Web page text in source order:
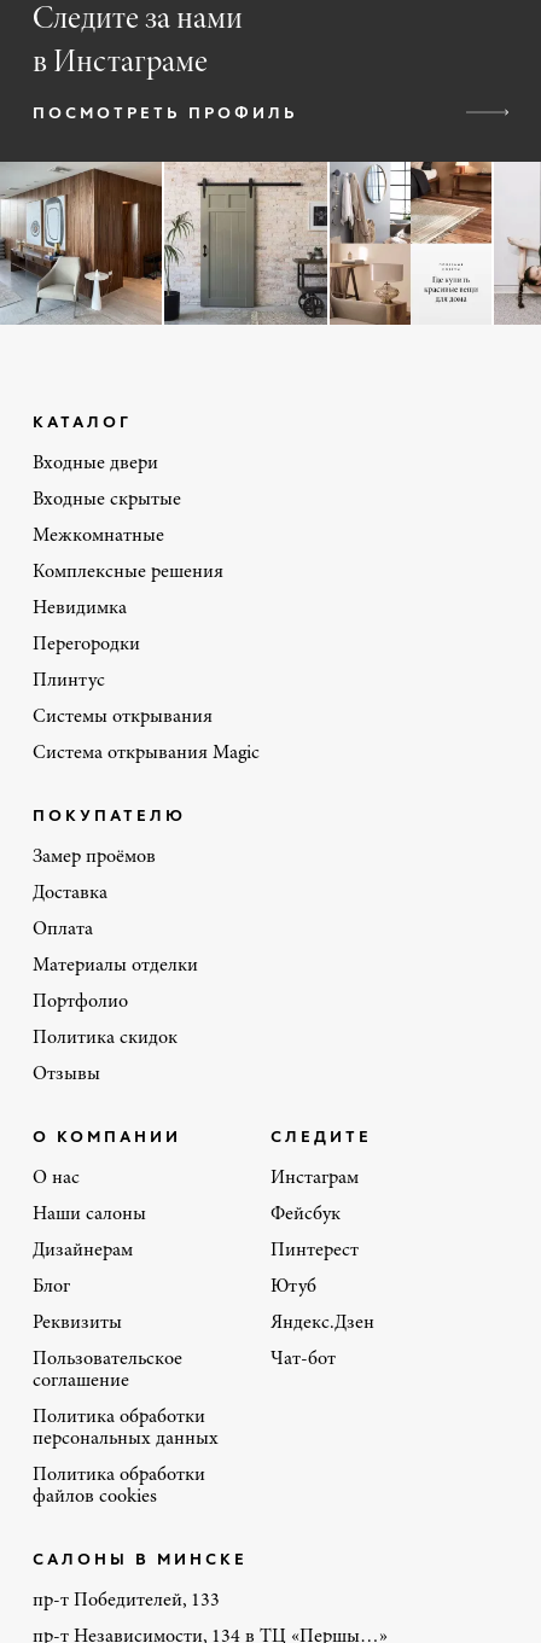
Следите за нами
в Инстаграме
ПОСМОТРЕТЬ ПРОФИЛЬ
КАТАЛОГ
Входные двери
Входные скрытые
Межкомнатные
Комплексные решения
Невидимка
Перегородки
Плинтус
Системы открывания
Система открывания Magic
ПОКУПАТЕЛЮ
Замер проёмов
Доставка
Оплата
Материалы отделки
Портфолио
Политика скидок
Отзывы
О КОМПАНИИ
О нас
Наши салоны
Дизайнерам
Блог
Реквизиты
Пользовательское
соглашение
Политика обработки
персональных данных
Политика обработки
файлов cookies
СЛЕДИТЕ
Инстаграм
Фейсбук
Пинтерест
Ютуб
Яндекс.Дзен
Чат-бот
САЛОНЫ В МИНСКЕ
пр-т Победителей, 133
пр-т Независимости, 134 в ТЦ «Першы…»